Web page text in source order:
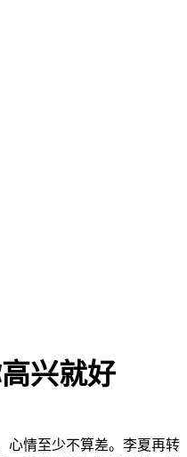
兴就好
心情至少不算差。李夏再转